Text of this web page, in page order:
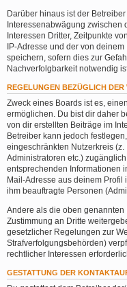
Darüber hinaus ist der
Interessenabwägung zwischen
Interessen Dritter, Zeitpunkte
IP-Adresse und der von
speichern, sofern dies zur
Nachverfolgbarkeit notwendig
REGELUNGEN BEZÜGLICH DER
Zweck eines Boards ist es,
ermöglichen. Du bist dir daher
von dir erstellten Beiträge im
Betreiber kann jedoch
eingeschränkten Nutzerkreis (z.
Administratoren etc.)
entsprechenden Informationen
Mail-Adresse aus deinem Profil
ihm beauftragte Personen
Andere als die oben
Zustimmung an Dritte
gesetzlicher Regelungen zur
Strafverfolgungsbehörden)
rechtlicher Interessen
GESTATTUNG DER